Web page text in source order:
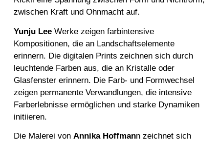
zwischen Kraft und Ohnmacht auf.
YunjuLeeWerke zeigen farbintensive
Kompositionen, die an Landschaftselemente
erinnern. Die digitalen Prints zeichnen sich durch
leuchtende Farben aus, die an Kristalle oder
Glasfenster erinnern. Die Farb- und Formwechsel
zeigen permanente Verwandlungen, die intensive
Farberlebnisse ermöglichen und starke Dynamiken
initiieren.
Die Malerei von Annika Hoffmannzeichnet sich